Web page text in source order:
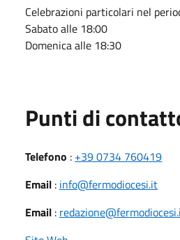
Celebrazioni particolari nel
Sabato alle 18:00
Domenica alle 18:30
Punti di
Telefono : +39 0734 760419
Email : info@fermodiocesi.it
Email :